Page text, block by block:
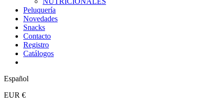
Peluquería
Novedades
Snacks
Contacto
Registro
Catálogos
Español
EUR €